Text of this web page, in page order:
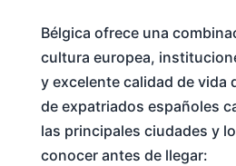
Bélgica ofrece una
cultura europea,
y excelente calidad de vida
de expatriados españoles
las principales ciudades y
conocer antes de llegar: